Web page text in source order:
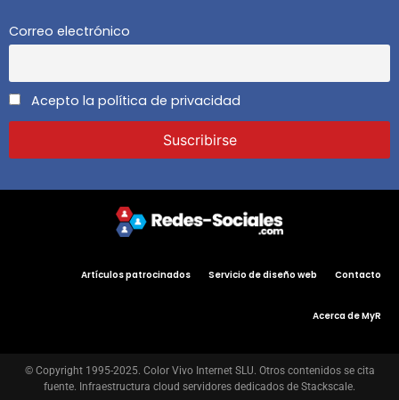
Correo electrónico
Acepto la política de privacidad
Artículos patrocinados Servicio de diseño web Contacto
Acerca de MyR
© Copyright 1995-2025. Color Vivo Internet SLU. Otros contenidos se cita
fuente. Infraestructura cloud servidores dedicados de Stackscale.